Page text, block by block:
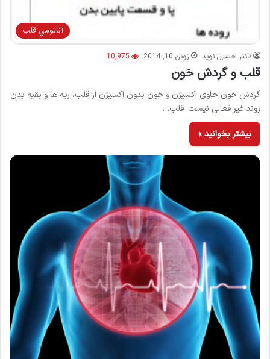
آناتومي قلب
دکتر حسین نوید ژوئن 10, 2014 10,975
قلب و گردش خون
گردش خون حاوی اکسیژن و خون بدون اکسیژن از قلب، ریه ها و بقیه بدن
روند غیر فعالی نیست. قلب…
بیشتر بخوانید »